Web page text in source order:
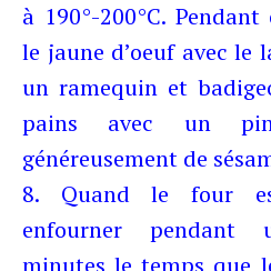
à 190°-200°C.
le jaune d’oeuf avec le
un ramequin et
pains avec un
généreusement de
8. Quand le four
enfourner pendant
minutes le temps que